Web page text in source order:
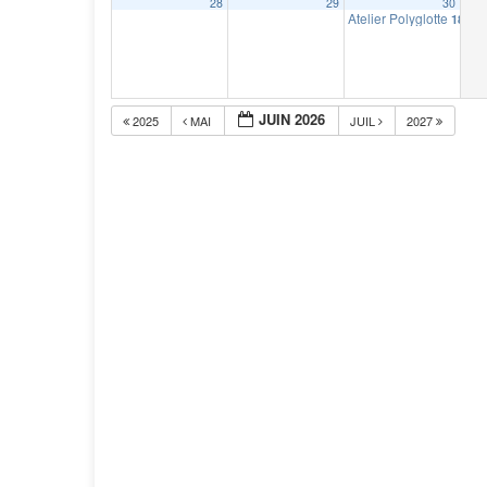
Atelier Polyglotte 18 h
2025 MAI JUIN 2026 JUIL 2027